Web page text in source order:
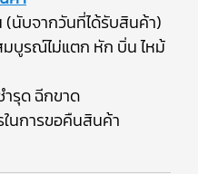
(นับจากวันที่ได้รับสินค้า)
บูรณ์ไม่แตก หัก บิ่น ไหม้
รุด ฉีกขาด
นการขอคืนสินค้า